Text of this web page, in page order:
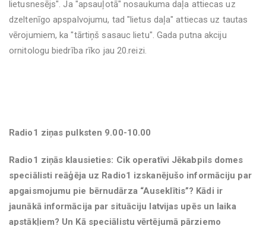
lietusnesējs". Ja "apsauļotā" nosaukuma daļa attiecas uz
dzeltenīgo apspalvojumu, tad "lietus daļa" attiecas uz tautas
vērojumiem, ka "tārtiņš sasauc lietu". Gada putna akciju
ornitologu biedrība rīko jau 20.reizi.
Radio1 ziņas pulksten 9.00-10.00
Radio1 ziņās klausieties: Cik operatīvi Jēkabpils domes
speciālisti reāģēja uz Radio1 izskanējušo informāciju par
apgaismojumu pie bērnudārza “Auseklītis”? Kādi ir
jaunākā informācija par situāciju latvijas upēs un laika
apstākļiem? Un Kā speciālistu vērtējumā pārziemo